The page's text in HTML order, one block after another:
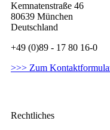
Kemnatenstraße 46
80639 München
Deutschland
+49 (0)89 - 17 80 16-0
>>> Zum
Rechtliches